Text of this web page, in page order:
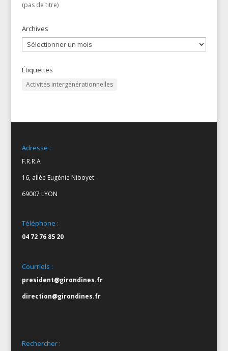
(pas de titre)
Archives
Archives
Étiquettes
Activités intergénérationnelles
Adresse :
F.R.R.A
16, allée Eugénie Niboyet
69007 LYON
Téléphone :
04 72 76 85 20
Courriels :
president@girondines.fr
direction@girondines.fr
Rechercher :